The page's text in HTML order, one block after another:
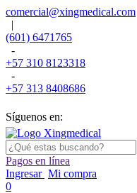
comercial@xingmedical.com
|
(601) 6471765
-
+57 310 8123318
-
+57 313 8408686
Síguenos en:
Pagos en línea
Ingresar Mi compra
0